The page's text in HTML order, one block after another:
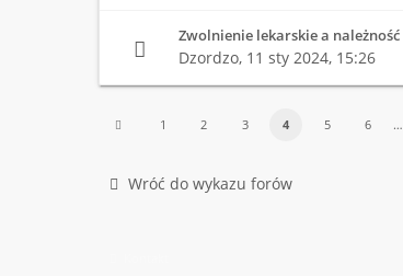
Zwolnienie lekarskie a należność
Dzordzo, 11 sty 2024, 15:26
1 2 3 4 5 6 …
Wróć do wykazu forów